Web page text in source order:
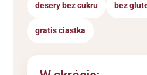
desery bez cukru bez
gratis ciastka